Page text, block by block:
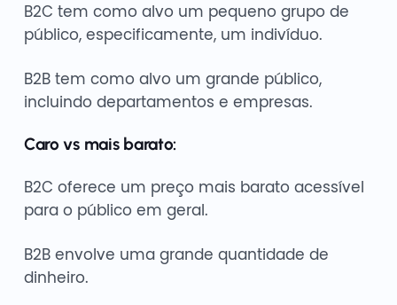
B2C tem como alvo um pequeno grupo de
público, especificamente, um indivíduo.
B2B tem como alvo um grande público,
incluindo departamentos e empresas.
Caro vs mais barato:
B2C oferece um preço mais barato acessível
para o público em geral.
B2B envolve uma grande quantidade de
dinheiro.